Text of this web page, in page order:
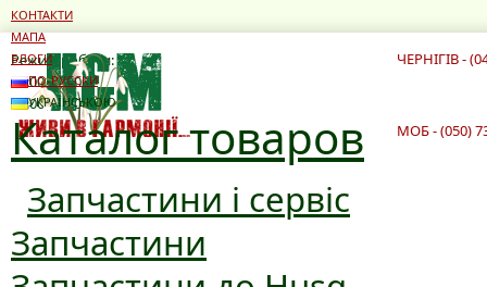
Режим роботи:
10:00 - 19:00
10:00 - 16:00
ЧЕРНІГІВ -
Каталог товаров
Запчастини і сервіс
Запчастини
МОБ - (050)
КОНТАКТИ
МАПА
БЛОГИ
ПО-РУССКИ
УКРАЇНСЬКОЮ